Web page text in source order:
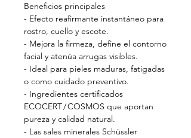
Beneficios principales
- Efecto reafirmante instantáneo para
rostro, cuello y escote.
- Mejora la firmeza, define el contorno
facial y atenúa arrugas visibles.
- Ideal para pieles maduras, fatigadas
o como cuidado preventivo.
- Ingredientes certificados
ECOCERT / COSMOS que aportan
pureza y calidad natural.
- Las sales minerales Schüssler